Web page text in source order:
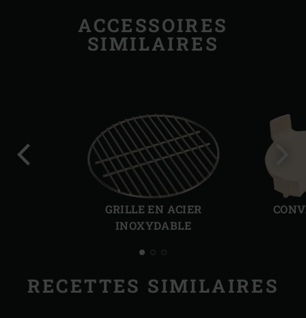
ACCESSOIRES
SIMILAIRES
GRILLE EN ACIER
INOXYDABLE
RECETTES SIMILAIRES